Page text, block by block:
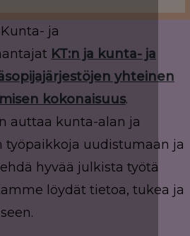
ja
KT:n ja kunta- ja
yhteinen
kokonaisuus.
auttaa kunta-alan ja
työpaikkoja uudistumaan ja
hyvää julkista työtä
löydät tietoa, tukea ja